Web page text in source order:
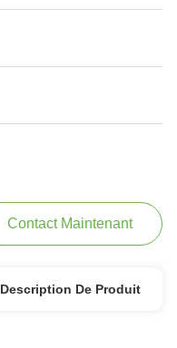
Contact Maintenant
Description De Produit